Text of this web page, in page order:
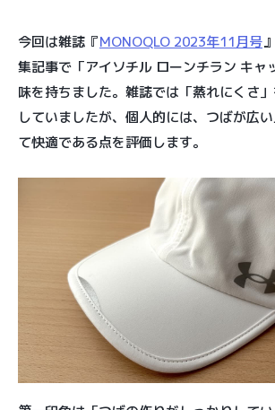
今回は雑誌『MONOQLO 2023年11月号
集記事で「アイソチル ローンチラン キャ
味を持ちました。雑誌では「蒸れにくさ
していましたが、個人的には、つばが広
て快適である点を評価します。